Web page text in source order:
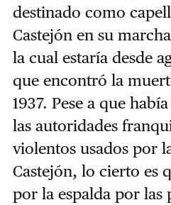
destinado como
Castejón en su
la cual estaría desde
que encontró la
1937. Pese a que
las autoridades
violentos usados por
Castejón, lo cierto es
por la espalda por las